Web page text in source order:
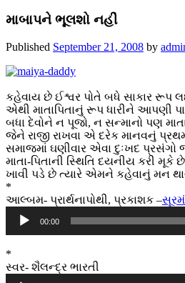
માબાપને ભૂલશો નહીં
Published September 21, 2008 by
કહેવાય છે ઈશ્વર પોતે બધે સાકાર રૂપ
એથી માતાપિતાનું રૂપ ધારીને આપણી
બધા દેવોને ન પૂજો, ન સન્માનો પણ
જેને રાજી રાખવા એ દરેક માનવનું
સમાજમાં ઘણીવાર એવા દુઃખદ પ્રસંગો
માતા-પિતાની સ્થિતિ દયનીય કરી મૂકે
ખાવી પડે છે ત્યારે એમને કહેવાનું મન
*
આલ્બમ- પ્રાર્થનાપોથી, પ્રકાશક –
Audio
Player
00:00
*
સ્વર- શૈલન્દ્ર ભારતી
Audio